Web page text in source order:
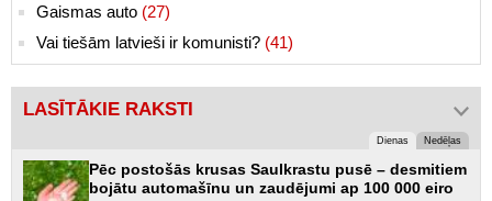
Gaismas auto (27)
Vai tiešām latvieši ir komunisti? (41)
LASĪTĀKIE RAKSTI
Dienas Nedēļas
Pēc postošās krusas Saulkrastu pusē – desmitiem
bojātu automašīnu un zaudējumi ap 100 000 eiro